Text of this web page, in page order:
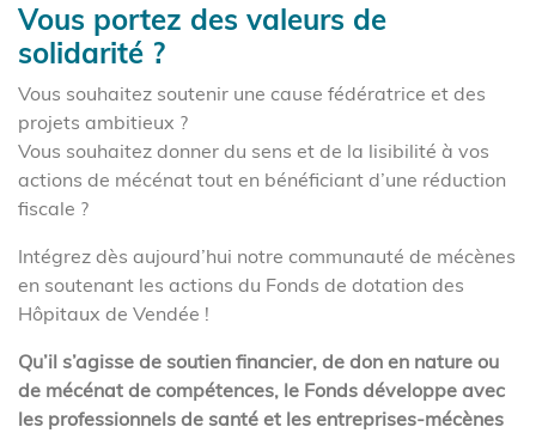
Vous portez des valeurs de
solidarité ?
Vous souhaitez soutenir une cause fédératrice et des
projets ambitieux ?
Vous souhaitez donner du sens et de la lisibilité à vos
actions de mécénat tout en bénéficiant d’une réduction
fiscale ?
Intégrez dès aujourd’hui notre communauté de mécènes
en soutenant les actions du Fonds de dotation des
Hôpitaux de Vendée !
Qu’il s’agisse de soutien financier, de don en nature ou
de mécénat de compétences, le Fonds développe avec
les professionnels de santé et les entreprises-mécènes